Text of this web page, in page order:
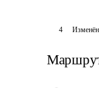
4 Изменён